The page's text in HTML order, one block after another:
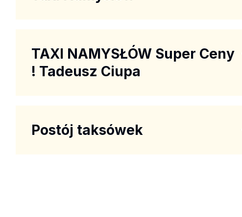
TAXI NAMYSŁÓW Super Ceny
! Tadeusz Ciupa
Postój taksówek